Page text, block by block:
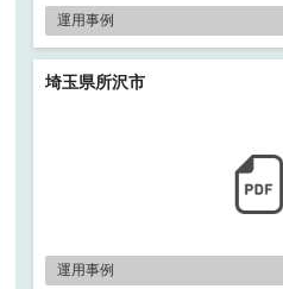
運用事例
埼玉県所沢市
運用事例